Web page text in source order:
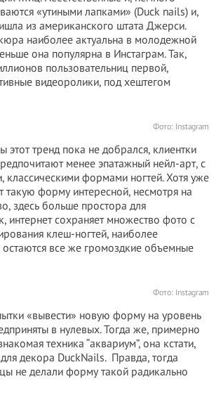
«утиными лапками» (Duck nails) и,
из американского штата Джерси.
наиболее актуальна в молодежной
она популярна в Инстаграм. Так,
пользовательниц первой,
видеоролики, под хештегом
Фото: Instagram
этот тренд пока не добрался, клиентки
менее эпатажный нейл-арт, с
формами ногтей. Хотя уже
такую форму интересной, несмотря на
здесь больше простора для
интернет сохраняет множество фото с
клеш-ногтей, наиболее
все же громоздкие объемные
Фото: Instagram
«вывести» новую форму на уровень
в нулевых. Тогда же, примерно
техника “аквариум”, она кстати,
декора DuckNails. Правда, тогда
не делали форму такой радикально